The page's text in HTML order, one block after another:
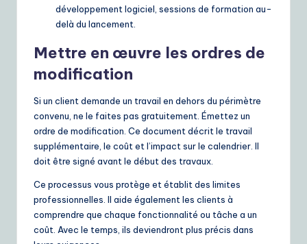
développement logiciel, sessions de formation au-
delà du lancement.
Mettre en œuvre les ordres de
modification
Si un client demande un travail en dehors du périmètre
convenu, ne le faites pas gratuitement. Émettez un
ordre de modification. Ce document décrit le travail
supplémentaire, le coût et l’impact sur le calendrier. Il
doit être signé avant le début des travaux.
Ce processus vous protège et établit des limites
professionnelles. Il aide également les clients à
comprendre que chaque fonctionnalité ou tâche a un
coût. Avec le temps, ils deviendront plus précis dans